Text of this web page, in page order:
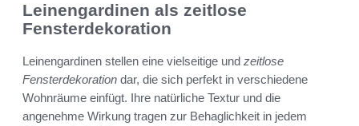
Leinengardinen als zeitlose
Fensterdekoration
Leinengardinen stellen eine vielseitige und zeitlose
Fensterdekoration dar, die sich perfekt in verschiedene
Wohnräume einfügt. Ihre natürliche Textur und die
angenehme Wirkung tragen zur Behaglichkeit in jedem